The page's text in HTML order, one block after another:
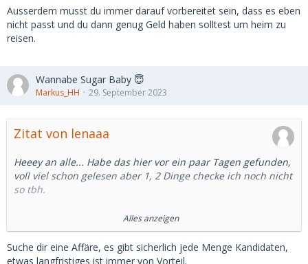
Das ist beim Reisen anders, da ist eventuell das
Abhängigkeitsverhältnis auch größer.
Was kann passieren und habt ihr auch Tipps/Maßnahmen
mit euren SBs, SDs fürs Reisen? Was sollte vorher schon
Ausserdem musst du immer darauf vorbereitet sein, dass es eben
nicht passt und du dann genug Geld haben solltest um heim zu
reisen.
Wannabe Sugar Baby 😇
Markus_HH 29. September 2023
Zitat von lenaaa
Heeey an alle... Habe das hier vor ein paar Tagen gefunden,
voll viel schon gelesen aber 1, 2 Dinge checke ich noch nicht
so tbh.
Eine aus meiner Clique hat seit Sommer Sugar Daddys. Sie
sagt sie hat ein Profil auf MSD und trifft so 2-3 immer wieder
mal, aber das eigentlich die meisten auf der App nur ONS
wollen. Ich habe mal einen älteren kennengelernt im Club
Alles anzeigen
Suche dir eine Affäre, es gibt sicherlich jede Menge Kandidaten,
etwas langfristiges ist immer von Vorteil.